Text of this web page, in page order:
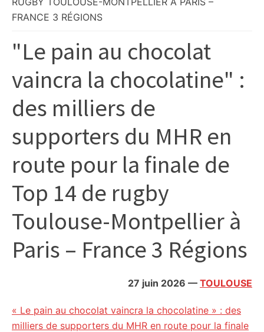
culture,
météo,
faits
divers
initiatives
FRANCE 3 RÉGIONS
"Le pain au chocolat
vaincra la chocolatine" :
des milliers de
supporters du MHR en
route pour la finale de
Top 14 de rugby
Toulouse-Montpellier à
Paris – France 3 Régions
27 juin 2026 — TOULOUSE
« Le pain au chocolat vaincra la chocolatine » : des
milliers de supporters du MHR en route pour la finale